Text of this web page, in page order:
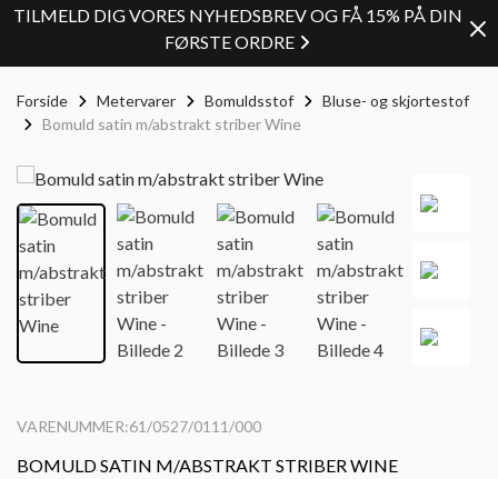
TILMELD DIG VORES NYHEDSBREV OG FÅ 15% PÅ DIN
FØRSTE ORDRE
Forside Metervarer Bomuldsstof
Bluse- og skjortestof
Bomuld satin m/abstrakt striber Wine
VARENUMMER:61/0527/0111/000
BOMULD SATIN M/ABSTRAKT STRIBER WINE